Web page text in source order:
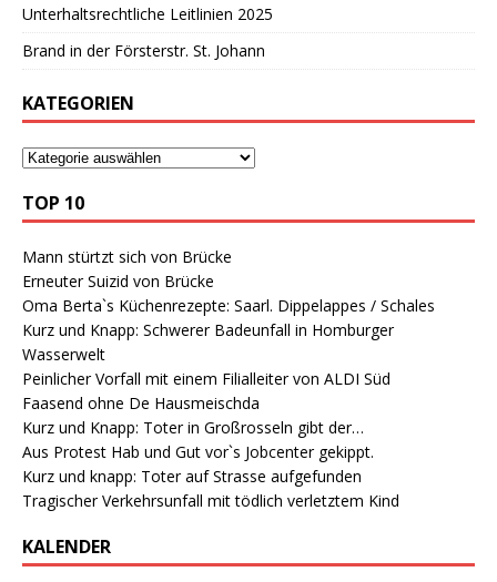
Unterhaltsrechtliche Leitlinien 2025
Brand in der Försterstr. St. Johann
KATEGORIEN
TOP 10
Mann stürtzt sich von Brücke
Erneuter Suizid von Brücke
Oma Berta`s Küchenrezepte: Saarl. Dippelappes / Schales
Kurz und Knapp: Schwerer Badeunfall in Homburger
Wasserwelt
Peinlicher Vorfall mit einem Filialleiter von ALDI Süd
Faasend ohne De Hausmeischda
Kurz und Knapp: Toter in Großrosseln gibt der…
Aus Protest Hab und Gut vor`s Jobcenter gekippt.
Kurz und knapp: Toter auf Strasse aufgefunden
Tragischer Verkehrsunfall mit tödlich verletztem Kind
KALENDER